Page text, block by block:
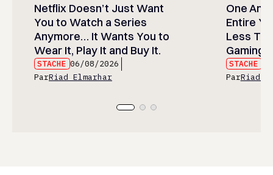
Netflix Doesn’t Just Want
You to Watch a Series
Anymore… It Wants You to
Wear It, Play It and Buy It.
STACHE 06/08/2026
ParRiad Elmarhar
One
Entire
Less
Gaming
STACHE
ParRiad